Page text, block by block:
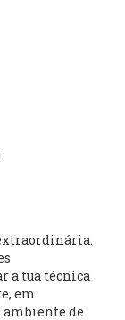
a tua técnica
em
ambiente de